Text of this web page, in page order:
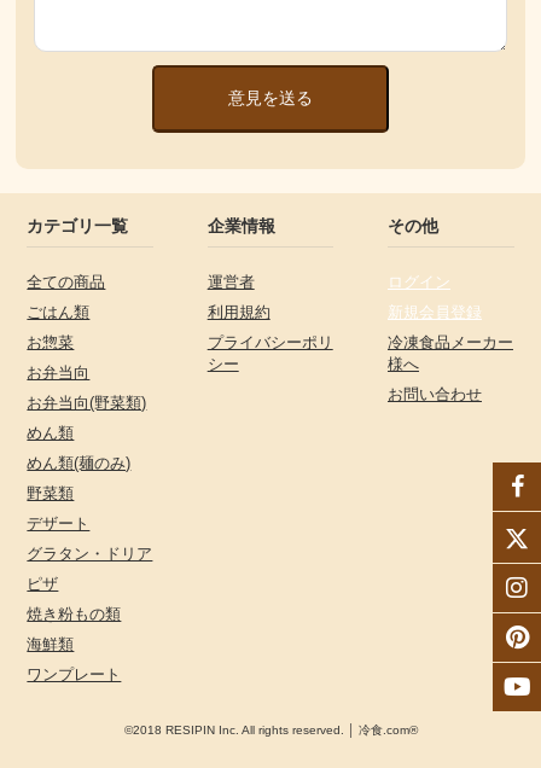
意見を送る
カテゴリ一覧
全ての商品
ごはん類
お惣菜
お弁当向
お弁当向(野菜類)
めん類
めん類(麺のみ)
野菜類
デザート
グラタン・ドリア
ピザ
焼き粉もの類
海鮮類
ワンプレート
企業情報
運営者
利用規約
プライバシーポリ
シー
その他
ログイン
新規会員登録
冷凍食品メーカー
様へ
お問い合わせ
©2018 RESIPIN Inc. All rights reserved. │ 冷食.com®